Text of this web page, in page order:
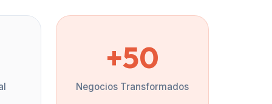
+50
Negocios Transformados